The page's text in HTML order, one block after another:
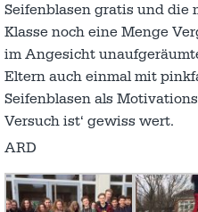
Seifenblasen gratis und die
Klasse noch eine Menge
im Angesicht
Eltern auch einmal mit
Seifenblasen als
Versuch ist‘ gewiss wert.
ARD